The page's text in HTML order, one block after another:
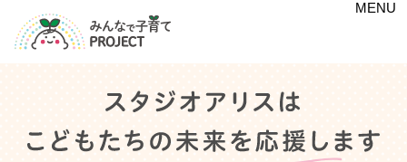
MENU
PROJECTの想い